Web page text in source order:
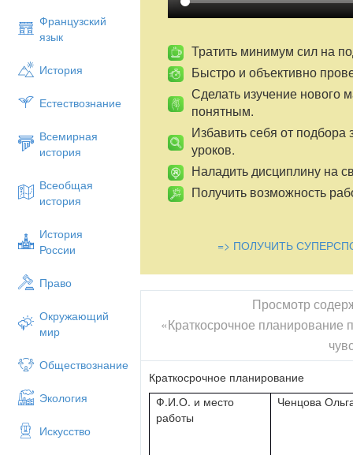
Французский
язык
История
Естествознание
Всемирная
история
Всеобщая
история
История
России
Право
Окружающий
мир
Обществознание
Экология
Искусство
Ожидаемый результат:
Знают о функциях органов чувств, о
отношении.
Понимают значимость органов
Различить полезные и вредные
Критерии успеха:
Путем исследования выяснить, какую
человека
Ключевые идеи/подход:
через обсуждение в группе,
(рекомендованный МОН РК)
«Познание мира», «Атам?ра» 2014,
Ход урока/заметки учителя:
Время
Деятельность учителя
Тратить минимум сил на
Быстро и объективно
Сделать изучение нового
понятным.
Избавить себя от подбора
уроков.
Наладить дисциплину на
Получить возможность
=> ПОЛУЧИТЬ
Просмотр
«Краткосрочное
Краткосрочное планирование
Ф.И.О. и место
работы
Ченцова